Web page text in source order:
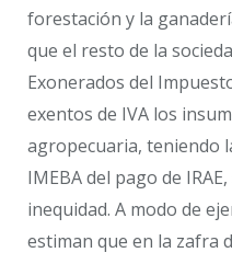
forestación y la
que el resto de la
Exonerados del
exentos de IVA los
agropecuaria, teniendo
IMEBA del pago de
inequidad. A modo de
estiman que en la zafra